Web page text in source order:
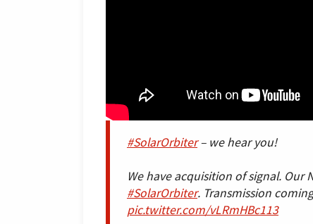
#SolarOrbiter– we hear you!
We have acquisition of signal.
#SolarOrbiter. Transmission
pic.twitter.com/vLRmHBc113